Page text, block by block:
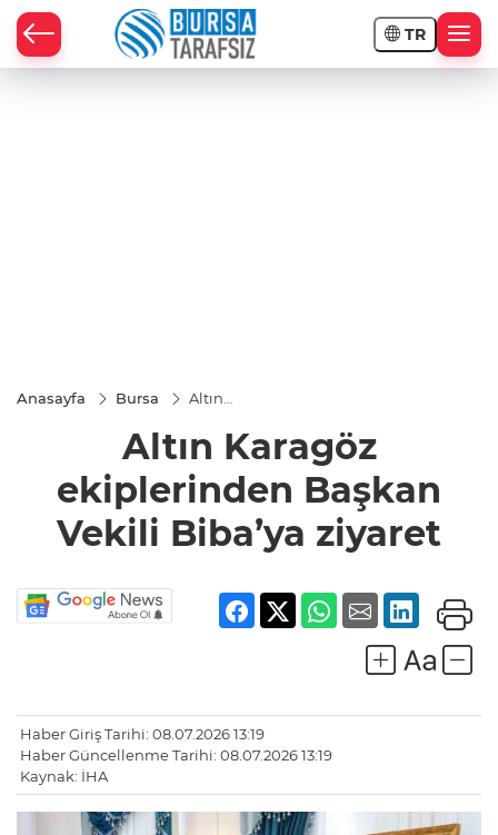
TR
Anasayfa Bursa
Altın
ekiplerinden
Başkan
Biba’ya
ziyaret
Altın Karagöz
ekiplerinden Başkan
Vekili Biba’ya ziyaret
Haber Giriş Tarihi: 08.07.2026 13:19
Haber Güncellenme Tarihi: 08.07.2026 13:19
Kaynak: İHA